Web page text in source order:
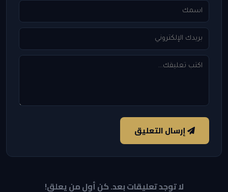
إرسال التعليق
لا توجد تعليقات بعد. كن أول من يعلق!